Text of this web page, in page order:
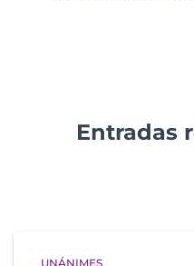
Entradas
UNÁNIMES